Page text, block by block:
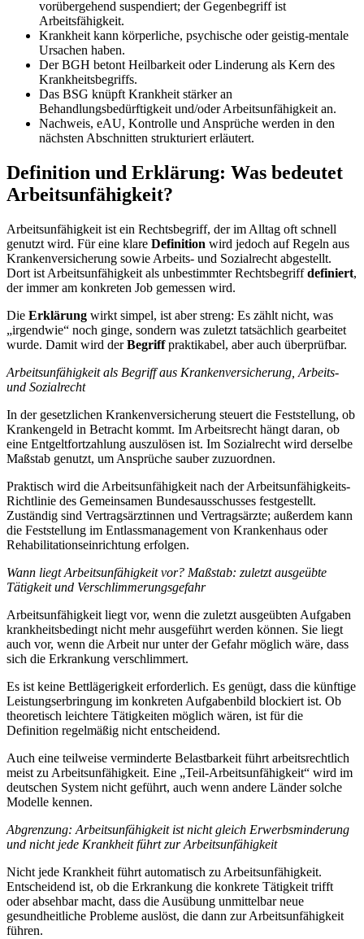
vorübergehend suspendiert; der Gegenbegriff ist
Arbeitsfähigkeit.
Krankheit kann körperliche, psychische oder geistig-mentale
Ursachen haben.
Der BGH betont Heilbarkeit oder Linderung als Kern des
Krankheitsbegriffs.
Das BSG knüpft Krankheit stärker an
Behandlungsbedürftigkeit und/oder Arbeitsunfähigkeit an.
Nachweis, eAU, Kontrolle und Ansprüche werden in den
nächsten Abschnitten strukturiert erläutert.
Definition und Erklärung: Was bedeutet
Arbeitsunfähigkeit?
Arbeitsunfähigkeit ist ein Rechtsbegriff, der im Alltag oft schnell
genutzt wird. Für eine klare Definition wird jedoch auf Regeln aus
Krankenversicherung sowie Arbeits- und Sozialrecht abgestellt.
Dort ist Arbeitsunfähigkeit als unbestimmter Rechtsbegriffdefiniert,
der immer am konkreten Job gemessen wird.
Die Erklärung wirkt simpel, ist aber streng: Es zählt nicht, was
„irgendwie“ noch ginge, sondern was zuletzt tatsächlich gearbeitet
wurde. Damit wird derBegriffpraktikabel, aber auch überprüfbar.
Arbeitsunfähigkeit als Begriff aus Krankenversicherung, Arbeits-
und Sozialrecht
In der gesetzlichen Krankenversicherung steuert die Feststellung, ob
Krankengeld in Betracht kommt. Im Arbeitsrecht hängt daran, ob
eine Entgeltfortzahlung auszulösen ist. Im Sozialrecht wird derselbe
Maßstab genutzt, um Ansprüche sauber zuzuordnen.
Praktisch wird die Arbeitsunfähigkeit nach der Arbeitsunfähigkeits-
Richtlinie des Gemeinsamen Bundesausschusses festgestellt.
Zuständig sind Vertragsärztinnen und Vertragsärzte; außerdem kann
die Feststellung im Entlassmanagement von Krankenhaus oder
Rehabilitationseinrichtung erfolgen.
Wann liegt Arbeitsunfähigkeit vor? Maßstab: zuletzt ausgeübte
Tätigkeit und Verschlimmerungsgefahr
Arbeitsunfähigkeit liegt vor, wenn die zuletzt ausgeübten Aufgaben
krankheitsbedingt nicht mehr ausgeführt werden können. Sie liegt
auch vor, wenn die Arbeit nur unter der Gefahr möglich wäre, dass
sich die Erkrankung verschlimmert.
Es ist keine Bettlägerigkeit erforderlich. Es genügt, dass die künftige
Leistungserbringung im konkreten Aufgabenbild blockiert ist. Ob
theoretisch leichtere Tätigkeiten möglich wären, ist für die
Definition regelmäßig nicht entscheidend.
Auch eine teilweise verminderte Belastbarkeit führt arbeitsrechtlich
meist zu Arbeitsunfähigkeit. Eine „Teil-Arbeitsunfähigkeit“ wird im
deutschen System nicht geführt, auch wenn andere Länder solche
Modelle kennen.
Abgrenzung: Arbeitsunfähigkeit ist nicht gleich Erwerbsminderung
und nicht jede Krankheit führt zur Arbeitsunfähigkeit
Nicht jede Krankheit führt automatisch zu Arbeitsunfähigkeit.
Entscheidend ist, ob die Erkrankung die konkrete Tätigkeit trifft
oder absehbar macht, dass die Ausübung unmittelbar neue
gesundheitliche Probleme auslöst, die dann zur Arbeitsunfähigkeit
führen.